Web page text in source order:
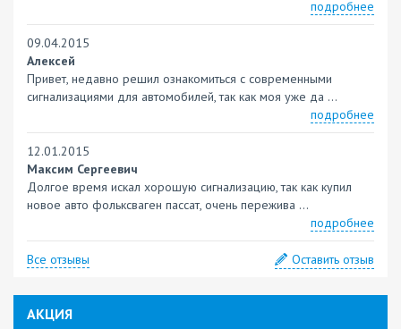
подробнее
09.04.2015
Алексей
Привет, недавно решил ознакомиться с современными
сигнализациями для автомобилей, так как моя уже да ...
подробнее
12.01.2015
Максим Сергеевич
Долгое время искал хорошую сигнализацию, так как купил
новое авто фольксваген пассат, очень пережива ...
подробнее
Все отзывы Оставить отзыв
АКЦИЯ